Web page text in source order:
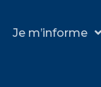
Je m’informe